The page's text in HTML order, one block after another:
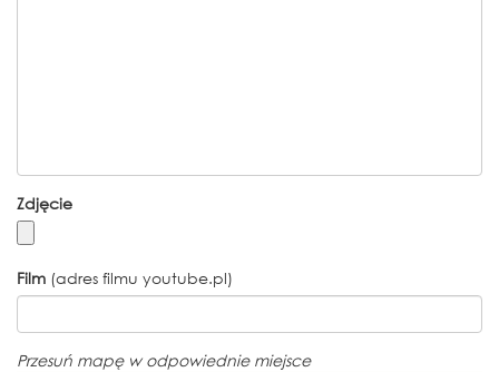
Zdjęcie
Film (adres filmu youtube.pl)
Przesuń mapę w odpowiednie miejsce